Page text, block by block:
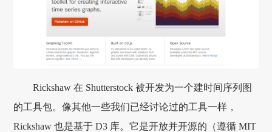
Rickshaw 在 Shutterstock 被开发为一个建时间序列图
的工具包。像其他一些我们已经讨论过的工具一样，
Rickshaw 也是基于 D3 库。它是开放并开源的（遵循 MIT